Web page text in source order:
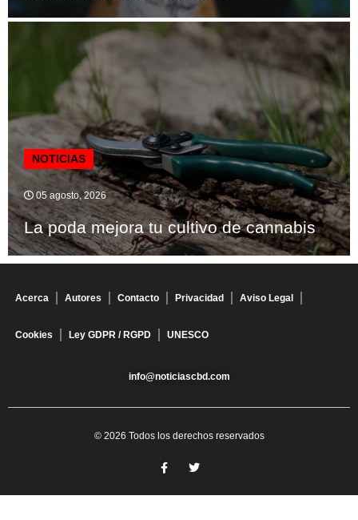
NOTICIAS
05 agosto, 2026
La poda mejora tu cultivo de cannabis
Acerca Autores Contacto Privacidad Aviso Legal
Cookies Ley GDPR / RGPD UNESCO
info@noticiascbd.com
© 2026 Todos los derechos reservados